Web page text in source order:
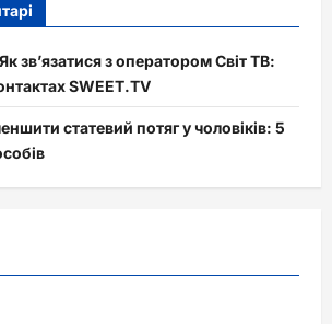
Як зв’язатися з оператором Світ ТВ:
SWEET.TV
статевий потяг у чоловіків: 5